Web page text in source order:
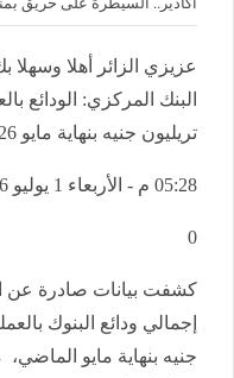
عزيزي الزائر أهلا وسهلا
تريليون جنيه بنهاية مايو 2026 - بوابة المدينة برس
05:28 م - الأربعاء 1 يوليو 2026
0
كشفت بيانات صادرة عن